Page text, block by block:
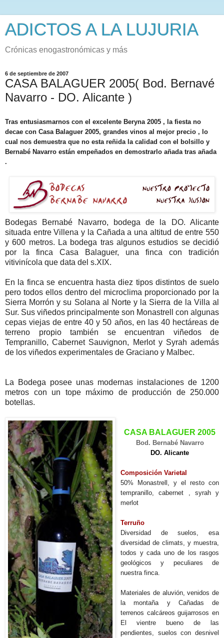
ADICTOS A LA LUJURIA
Crónicas enogastronómicas y más
6 de septiembre de 2007
CASA BALAGUER 2005( Bod. Bernavé
Navarro - DO. Alicante )
Tras entusiasmarnos con el excelente Beryna 2005 , la fiesta no
decae con Casa Balaguer 2005, grandes vinos al mejor precio , lo
cual nos demuestra que no esta reñida la calidad con el bolsillo y
Bernabé Navarro están empeñados en demostrarlo añada tras añada
.
Bodegas Bernabé Navarro, bodega de la DO. Alicante
situada entre Villena y la Cañada a una altitud de entre 550
y 600 metros. La bodega tras algunos estudios se decidió
por la finca Casa Balaguer, una finca con tradición
vitivinícola que data del s.XIX.
En la finca se encuentra hasta diez tipos distintos de suelo
pero todos ellos dentro del microclima proporcionado por la
Sierra Morrón y su Solana al Norte y la Sierra de la Villa al
Sur. Sus viñedos principalmente son Monastrell con algunas
cepas viejas de entre 40 y 50 años, en las 40 hectáreas de
terreno propio también se encuentran viñedos de
Tempranillo, Cabernet Sauvignon, Merlot y Syrah además
de los viñedos experimentales de Graciano y Malbec.
La Bodega posee unas modernas instalaciones de 1200
metros con un tope máximo de producción de 250.000
botellas.
CASA BALAGUER 2005
Bod. Bernabé Navarro
DO. Alicante
Composición Varietal
50% Monastrell, y el resto con
tempranillo, cabernet , syrah y
merlot
Terruño
Diversidad de suelos, esa
diversidad de climats, y muestra,
todos y cada uno de los rasgos
geológicos y peculiares de
nuestra finca.
Materiales de aluvión, venidos de
la montaña y Cañadas de
terrenos calcáreos guijarrosos en
El vientre bueno de las
pendientes, suelos con desnivel